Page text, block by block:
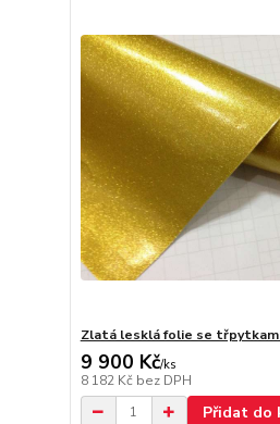
Zlatá lesklá folie se třpytkami
9 900 Kč/ks
8 182 Kč bez DPH
Přidat do